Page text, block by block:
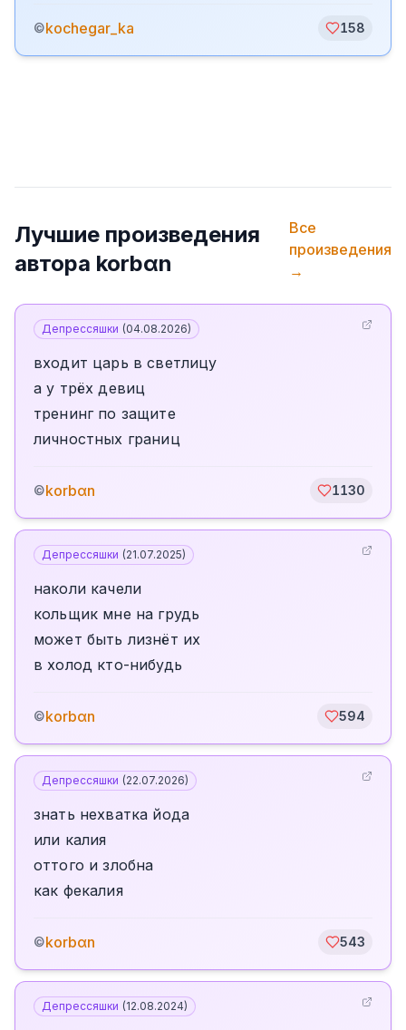
©kochegar_ka 158
Лучшие произведения
автора korbαn
Все
произведения
→
Депрессяшки (04.08.2026)
входит царь в светлицу
а у трёх девиц
тренинг по защите
личностных границ
©korbαn 1130
Депрессяшки (21.07.2025)
наколи качели
кольщик мне на грудь
может быть лизнëт их
в холод кто-нибудь
©korbαn 594
Депрессяшки (22.07.2026)
знать нехватка йода
или калия
оттого и злобна
как фекалия
©korbαn 543
Депрессяшки (12.08.2024)